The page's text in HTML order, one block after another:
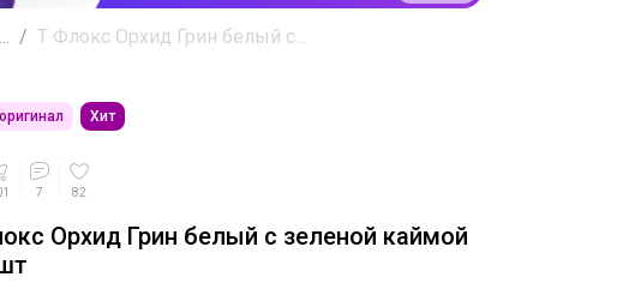
Т Флокс Орхид Грин белый с...
Хит
7 82
Орхид Грин белый с зеленой каймой